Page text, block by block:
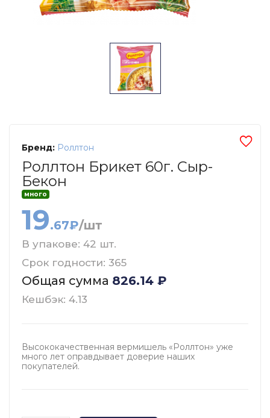
Бренд: Роллтон
Роллтон Брикет 60г. Сыр-
Бекон
много
19.67₽/шт
В упакове: 42 шт.
Срок годности: 365
Общая сумма 826.14 ₽
Кешбэк: 4.13
Высококачественная вермишель «Роллтон» уже
много лет оправдывает доверие наших
покупателей.